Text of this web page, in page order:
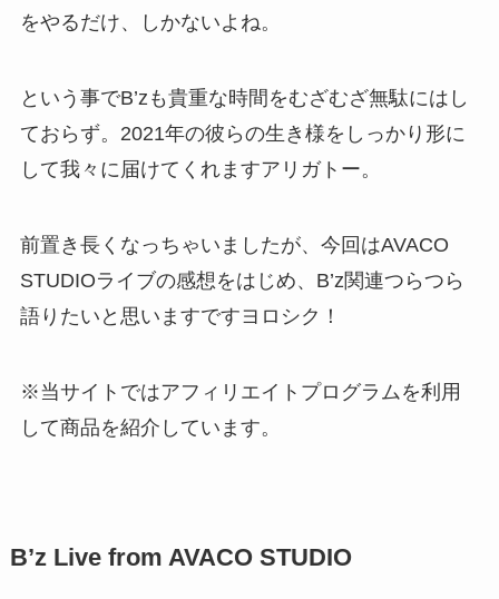
をやるだけ、しかないよね。
という事でB’zも貴重な時間をむざむざ無駄にはし
ておらず。2021年の彼らの生き様をしっかり形に
して我々に届けてくれますアリガトー。
前置き長くなっちゃいましたが、今回はAVACO
STUDIOライブの感想をはじめ、B’z関連つらつら
語りたいと思いますですヨロシク！
※当サイトではアフィリエイトプログラムを利用
して商品を紹介しています。
B’z Live from AVACO STUDIO